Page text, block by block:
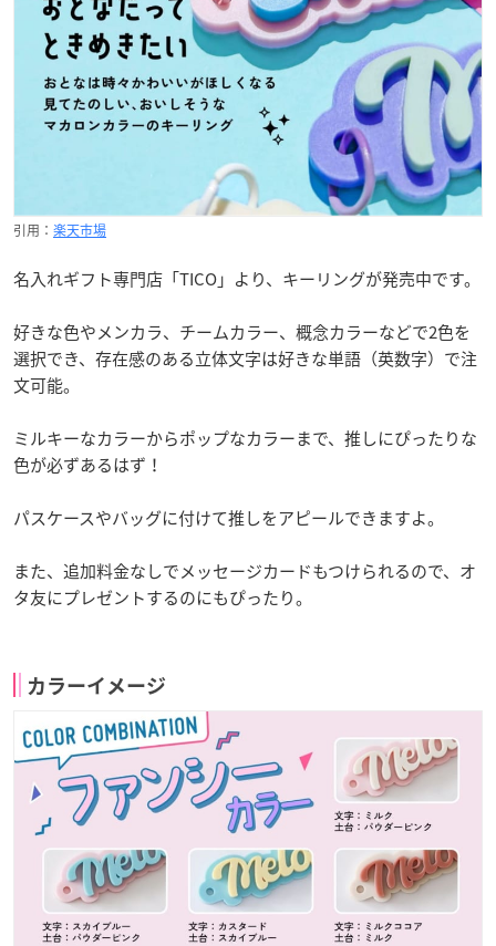
引用： 楽天市場
名入れギフト専門店「TICO」より、キーリングが発売中です。
好きな色やメンカラ、チームカラー、概念カラーなどで2色を
選択でき、存在感のある立体文字は好きな単語（英数字）で注
文可能。
ミルキーなカラーからポップなカラーまで、推しにぴったりな
色が必ずあるはず！
パスケースやバッグに付けて推しをアピールできますよ。
また、追加料金なしでメッセージカードもつけられるので、オ
タ友にプレゼントするのにもぴったり。
カラーイメージ